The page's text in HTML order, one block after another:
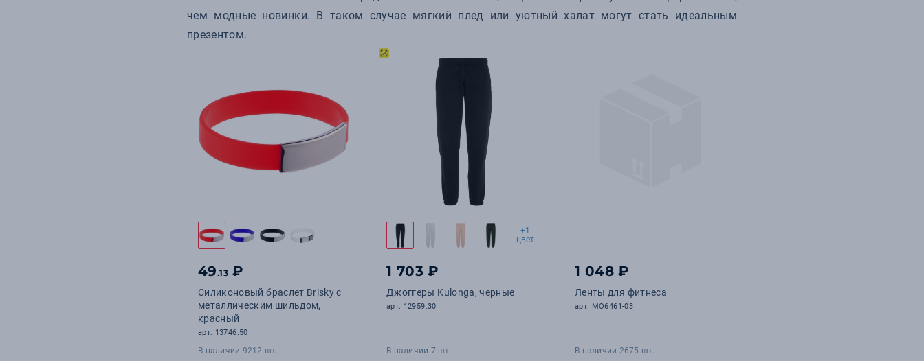
чем модные новинки. В таком случае мягкий плед или уютный халат могут стать идеальным
презентом.
49.13 ₽
Силиконовый браслет Brisky с
металлическим шильдом,
красный
арт. 13746.50
В наличии 9212 шт.
+1
цвет
1 703 ₽
Джоггеры Kulonga, черные
арт. 12959.30
В наличии 7 шт.
1 048 ₽
Ленты для фитнеса
арт. MO6461-03
В наличии 2675 шт.